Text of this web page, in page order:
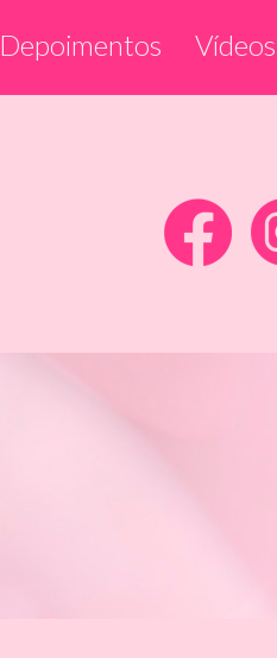
Depoimentos Vídeos